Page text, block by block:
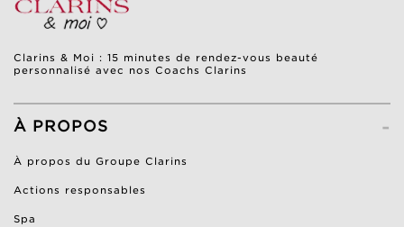
Clarins & Moi : 15 minutes de rendez-vous beauté
personnalisé avec nos Coachs Clarins
-
À PROPOS
À propos du Groupe Clarins
Actions responsables
Spa